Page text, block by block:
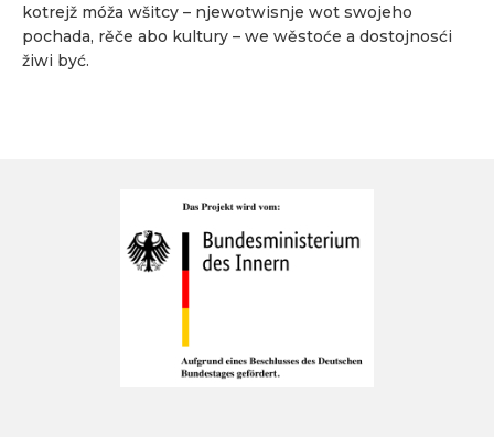
kotrejž móža wšitcy – njewotwisnje wot swojeho
pochada, rěče abo kultury – we wěstoće a dostojnosći
žiwi być.